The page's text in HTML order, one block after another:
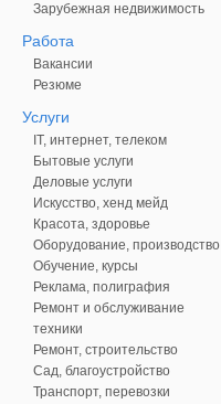
Зарубежная недвижимость
Работа
Вакансии
Резюме
Услуги
IT, интернет, телеком
Бытовые услуги
Деловые услуги
Искусство, хенд мейд
Красота, здоровье
Оборудование, производство
Обучение, курсы
Реклама, полиграфия
Ремонт и обслуживание
техники
Ремонт, строительство
Сад, благоустройство
Транспорт, перевозки